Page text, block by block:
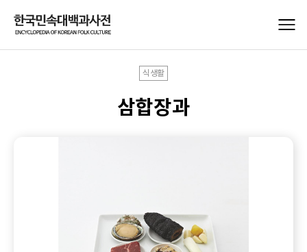
식생활
삼합장과